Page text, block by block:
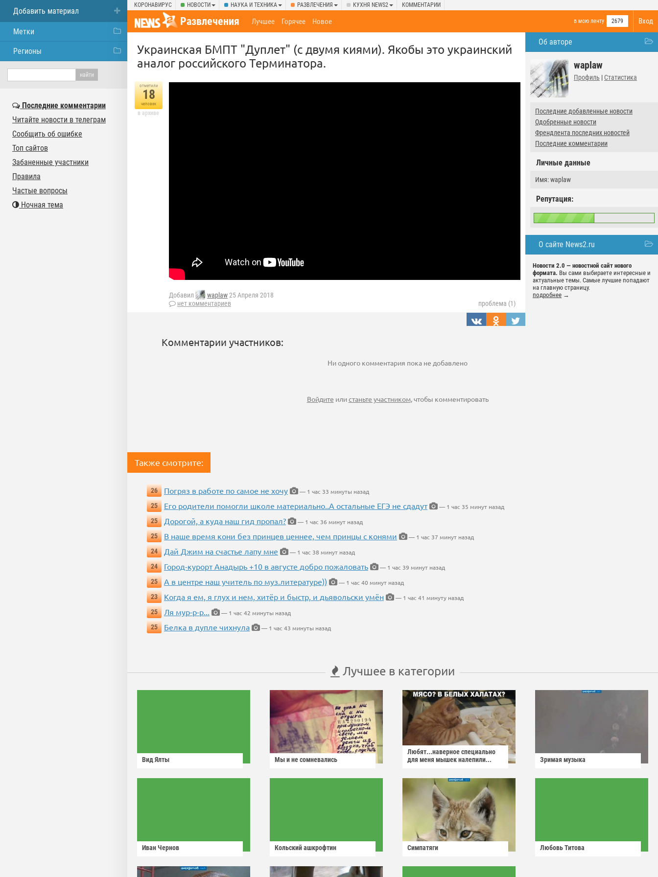
КОРОНАВИРУС НОВОСТИ НАУКА И ТЕХНИКА РАЗВЛЕЧЕНИЯ КУХНЯ NEWS2 КОММЕНТАРИИ
Вход
Развлечения в мою ленту 2679
Лучшее Горячее Новое
Об авторе
waplaw
Профиль | Статистика
Последние добавленные новости
Одобренные новости
Френдлента последних новостей
Последние комментарии
Личные данные
Имя: waplaw
Репутация:
О сайте News2.ru
Новости 2.0 — новостной сайт нового
формата. Вы сами выбираете интересные и
актуальные темы. Самые лучшие попадают
на главную страницу.
подробнее →
Украинская БМПТ "Дуплет" (с двумя киями). Якобы это украинский
аналог российского Терминатора.
отметили
18
человек
в архиве
Добавил waplaw25 Апреля 2018
нет комментариев
проблема (1)
Комментарии участников:
Ни одного комментария пока не добавлено
Войдите илистаньте участником, чтобы комментировать
Также смотрите:
26 Погряз в работе по самое не хочу
— 1 час 33 минуты назад
25
Его родители помогли школе материально..А остальные ЕГЭ не сдадут
— 1 час 35 минут назад
25
Дорогой, а куда наш гид пропал?
— 1 час 36 минут назад
25
В наше время кони без принцев ценнее, чем принцы с конями
— 1 час 37 минут назад
24
Дай Джим на счастье лапу мне
— 1 час 38 минут назад
24
Город-курорт Анадырь +10 в августе добро пожаловать
— 1 час 39 минут назад
25
А в центре наш учитель по муз.литературе))
— 1 час 40 минут назад
23
Когда я ем, я глух и нем, хитёр и быстр, и дьявольски умён
— 1 час 41 минуту назад
25
Ля мур-р-р...
— 1 час 42 минуты назад
25
Белка в дупле чихнула — 1 час 43 минуты назад
Лучшее в категории
Вид Ялты Мы и не сомневались
Любят...наверное специально
для меня мышек налепили...
Зримая музыка
Иван Чернов Кольский ашкрофтин Симпатяги Любовь Титова
Добавить материал
Метки
Регионы
Последние комментарии
Читайте новости в телеграм
Сообщить об ошибке
Топ сайтов
Забаненные участники
Правила
Частые вопросы
Ночная тема